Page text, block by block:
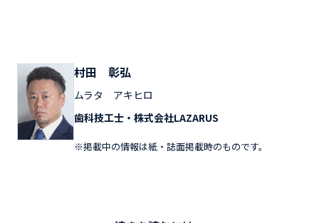
村田 彰弘
ムラタ アキヒロ
歯科技工士・株式会社LAZARUS
※掲載中の情報は紙・誌面掲載時のものです。